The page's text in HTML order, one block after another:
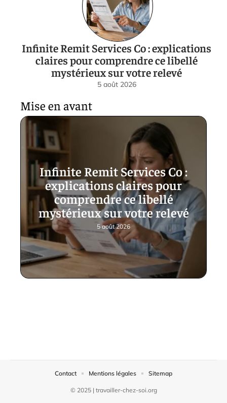
Infinite Remit Services Co : explications
claires pour comprendre ce libellé
mystérieux sur votre relevé
5 août 2026
Mise en avant
Infinite Remit Services Co :
explications claires pour
comprendre ce libellé
mystérieux sur votre relevé
5 août 2026
© 2025 | travailler-chez-soi.org
Contact Mentions légales Sitemap